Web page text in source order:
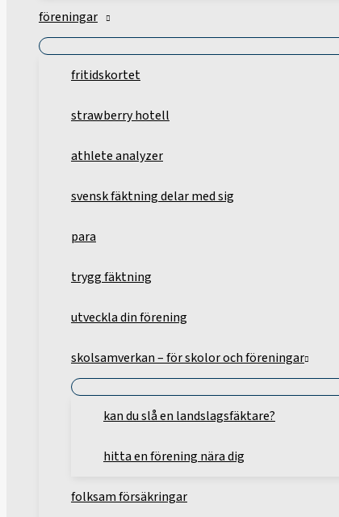
föreningar
fritidskortet
strawberry hotell
athlete analyzer
svensk fäktning delar med sig
para
trygg fäktning
utveckla din förening
skolsamverkan – för skolor och föreningar
kan du slå en landslagsfäktare?
hitta en förening nära dig
folksam försäkringar